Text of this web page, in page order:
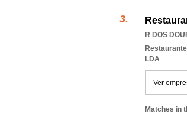
R DOS
LDA
Ver
Matches in